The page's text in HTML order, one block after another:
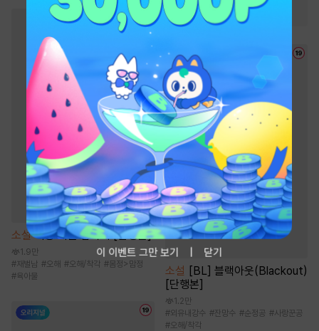
소설 이중 이혼 합의서 [단행본]
1.9만
# 재벌남 #오해 #오해/착각 #몸정>맘정
#육아물
#운명적사랑
소설 [BL] 블랙아웃(Blackout)
[단행본]
1.2만
#외유내강수 #잔망수 #순정공 #사랑꾼공
#오해/착각
이 이벤트 그만 보기 닫기